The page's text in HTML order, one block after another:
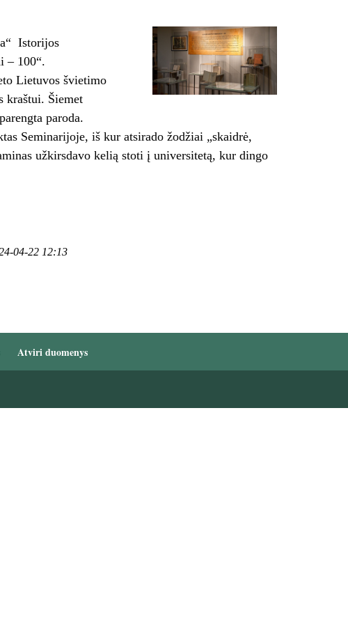
Istorijos
– 100“.
Lietuvos švietimo
kraštui. Šiemet
paroda.
Seminarijoje, iš kur atsirado žodžiai „skaidrė,
užkirsdavo kelią stoti į universitetą, kur dingo
04-22 12:13
Atviri duomenys